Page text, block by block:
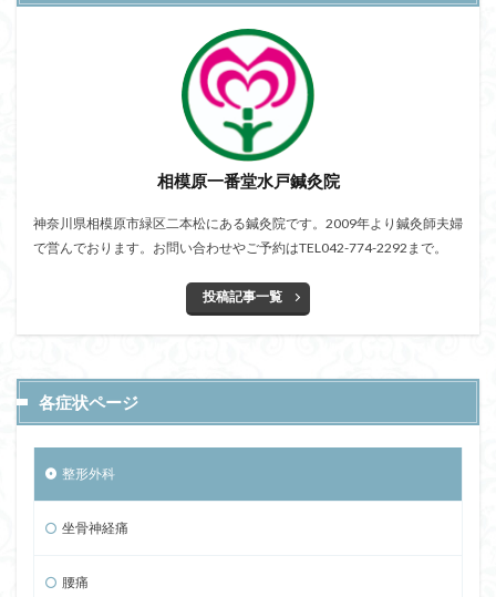
相模原一番堂水戸鍼灸院
神奈川県相模原市緑区二本松にある鍼灸院です。2009年より鍼灸師夫婦
で営んでおります。お問い合わせやご予約はTEL042-774-2292まで。
投稿記事一覧
各症状ページ
整形外科
坐骨神経痛
腰痛